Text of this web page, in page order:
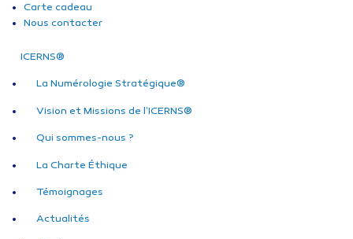
Carte cadeau
Nous contacter
ICERNS®
La Numérologie Stratégique®
Vision et Missions de l’ICERNS®
Qui sommes-nous ?
La Charte Éthique
Témoignages
Actualités